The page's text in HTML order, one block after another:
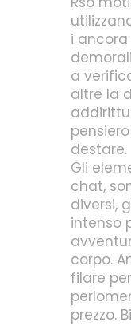
i
a
altre la
destare.
Gli
chat,
diversi,
intenso
corpo.
filare
prezzo.